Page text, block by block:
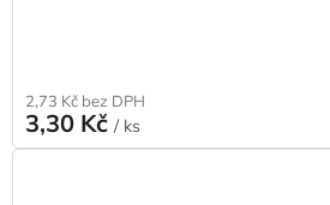
2,73 Kč bez DPH
3,30 Kč / ks